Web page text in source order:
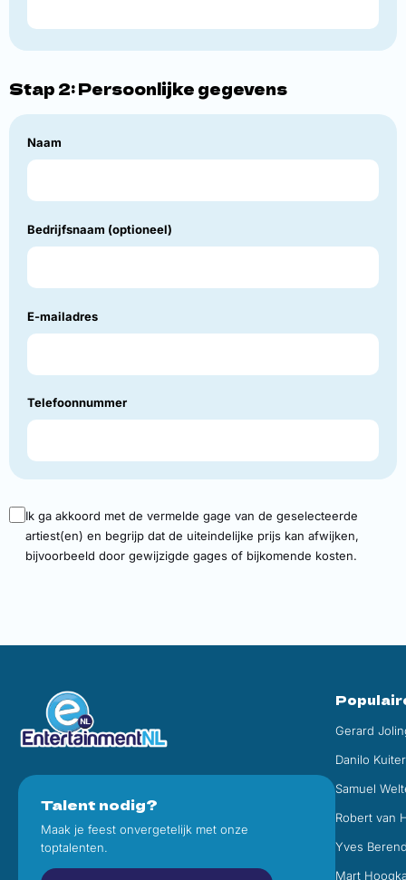
Stap 2: Persoonlijke gegevens
Naam
Bedrijfsnaam (optioneel)
E-mailadres
Telefoonnummer
Ik ga akkoord met de vermelde gage van de geselecteerde
artiest(en) en begrijp dat de uiteindelijke prijs kan afwijken,
bijvoorbeeld door gewijzigde gages of bijkomende kosten.
Talent nodig?
Maak je feest onvergetelijk met onze
toptalenten.
Gerard
Danilo
Samuel
Robert van
Yves
Mart